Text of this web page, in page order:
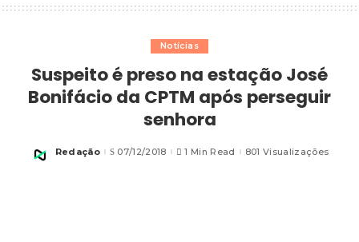
Notícias
Suspeito é preso na estação José
Bonifácio da CPTM após perseguir
senhora
Posted
Redação 07/12/2018 1 Min Read 801 Visualizações